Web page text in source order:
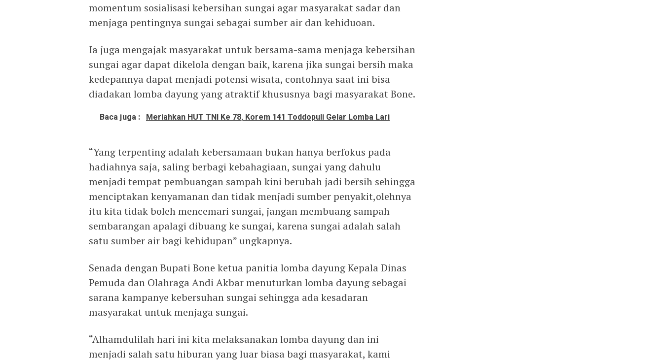
momentum sosialisasi kebersihan sungai agar masyarakat sadar dan
menjaga pentingnya sungai sebagai sumber air dan kehiduoan.
Ia juga mengajak masyarakat untuk bersama-sama menjaga kebersihan
sungai agar dapat dikelola dengan baik, karena jika sungai bersih maka
kedepannya dapat menjadi potensi wisata, contohnya saat ini bisa
diadakan lomba dayung yang atraktif khususnya bagi masyarakat Bone.
Baca juga : Meriahkan HUT TNI Ke 78, Korem 141 Toddopuli Gelar Lomba Lari
“Yang terpenting adalah kebersamaan bukan hanya berfokus pada
hadiahnya saja, saling berbagi kebahagiaan, sungai yang dahulu
menjadi tempat pembuangan sampah kini berubah jadi bersih sehingga
menciptakan kenyamanan dan tidak menjadi sumber penyakit,olehnya
itu kita tidak boleh mencemari sungai, jangan membuang sampah
sembarangan apalagi dibuang ke sungai, karena sungai adalah salah
satu sumber air bagi kehidupan” ungkapnya.
Senada dengan Bupati Bone ketua panitia lomba dayung Kepala Dinas
Pemuda dan Olahraga Andi Akbar menuturkan lomba dayung sebagai
sarana kampanye kebersuhan sungai sehingga ada kesadaran
masyarakat untuk menjaga sungai.
“Alhamdulilah hari ini kita melaksanakan lomba dayung dan ini
menjadi salah satu hiburan yang luar biasa bagi masyarakat, kami